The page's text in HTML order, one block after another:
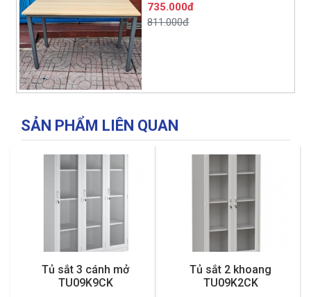
735.000đ
811.000đ
SẢN PHẨM LIÊN QUAN
Tủ sắt 3 cánh mở
TU09K9CK
Tủ sắt 2 khoang
TU09K2CK